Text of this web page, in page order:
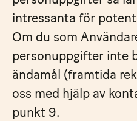
intressanta för
Om du som
personuppgifter inte
ändamål (framtida
oss med hjälp av
punkt 9.